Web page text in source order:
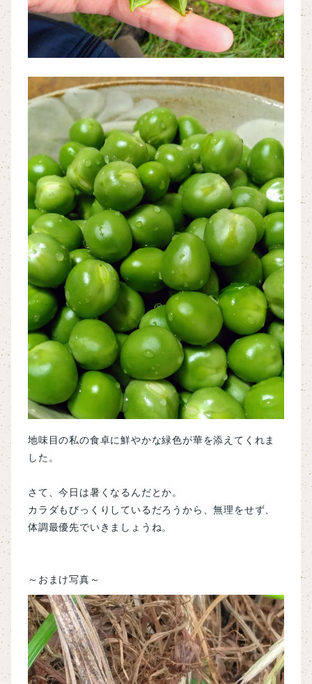
地味目の私の食卓に鮮やかな緑色が華を添えてくれま
した。
さて、今日は暑くなるんだとか。
カラダもびっくりしているだろうから、無理をせず、
体調最優先でいきましょうね。
～おまけ写真～